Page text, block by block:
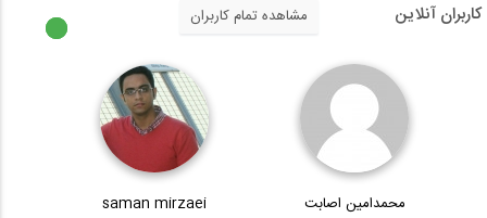
سری انتقال تجربه (مهندس پورصدر)، در...
کاربران آنلاین مشاهده تمام کاربران
محمدامین اصابت saman mirzaei